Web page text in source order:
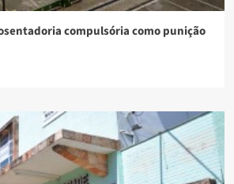
compulsória como punição